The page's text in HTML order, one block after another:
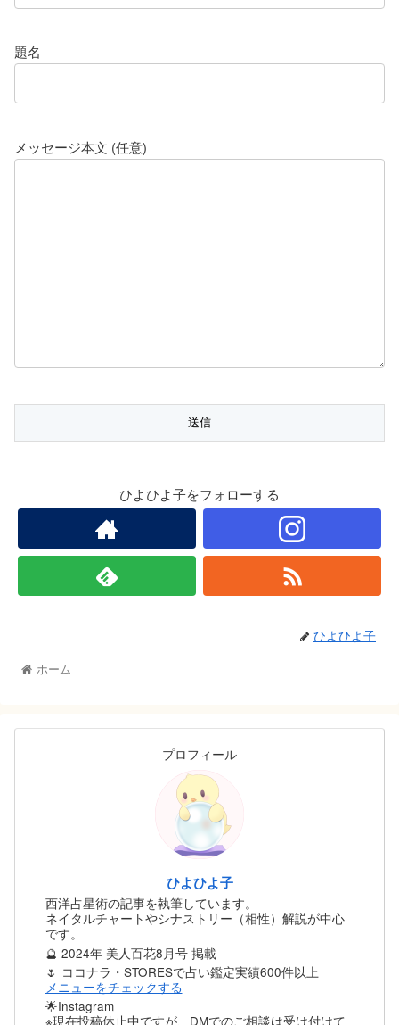
題名
メッセージ本文 (任意)
ひよひよ子をフォローする
ひよひよ子
ホーム
プロフィール
ひよひよ子
西洋占星術の記事を執筆しています。
ネイタルチャートやシナストリー（相性）解説が中心
です。
🔮 2024年 美人百花8月号 掲載
🌷 ココナラ・STORESで占い鑑定実績600件以上
メニューをチェックする
🌟Instagram
※現在投稿休止中ですが、DMでのご相談は受け付けて